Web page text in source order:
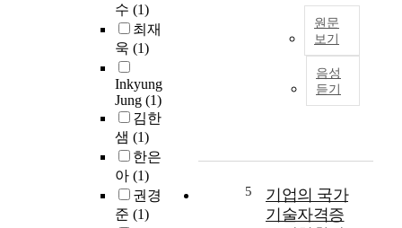
수 (1)
최재
욱 (1)
Inkyung
Jung (1)
김한
샘 (1)
한은
아 (1)
권경
준 (1)
원문
보기
음성
듣기
5
기업의 국가
기술자격증